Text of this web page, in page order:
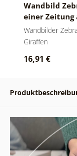
Wandbild
einer Zeitung
dem Klo
Wandbilder
Giraffen
16,91 €